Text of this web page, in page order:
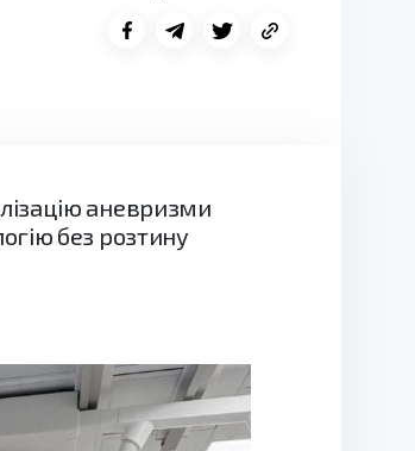
аневризми
без розтину